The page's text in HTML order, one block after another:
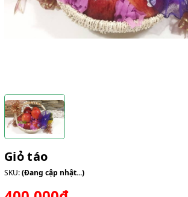
Giỏ táo
SKU:(Đang cập nhật...)